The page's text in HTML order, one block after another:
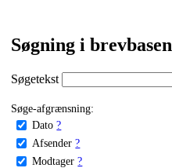
Søgning i brevbasen
Søgetekst
Søge-afgrænsning:
Dato ?
Afsender ?
Modtager ?